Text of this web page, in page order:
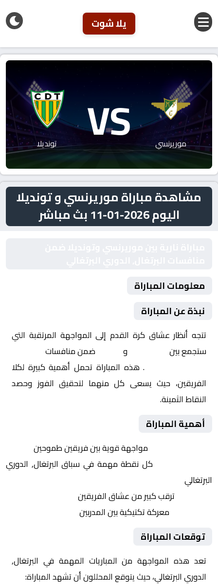
يلا شوت
موريرنسي VS تونديلا
مشاهدة مباراة موريرنسي و تونديلا
اليوم 2026-01-11 بث مباشر
معلومات المباراة
نبذة عن المباراة
تتجه أنظار عشاق كرة القدم إلى المواجهة المرتقبة التي
ستجمع بين
و ضمن منافسات
. هذه المباراة تحمل أهمية كبيرة لكلا
الفريقين، حيث يسعى كل منهما لتحقيق الفوز وحصد
النقاط الثمينة.
أهمية المباراة
مواجهة قوية بين فريقين طموحين
كل نقطة مهمة في سباق البرتغال, الدوري
البرتغالي
ترقب كبير من عشاق الفريقين
معركة تكتيكية بين المدربين
توقعات المباراة
تعد هذه المواجهة من المباريات المهمة في البرتغال,
الدوري البرتغالي، حيث يتوقع المحللون أن تشهد المباراة: